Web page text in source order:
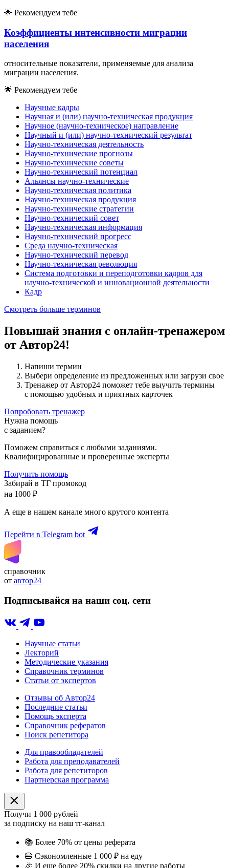
🌟 Рекомендуем тебе
Коэффициенты интенсивности миграции
населения
относительные показатели, применяемые для анализа
миграции населения.
🌟 Рекомендуем тебе
Научные кадры
Научная и (или) научно-техническая продукция
Научное (научно-техническое) направление
Научный и (или) научно-технический результат
Научно-техническая деятельность
Научно-технические прогнозы
Научно-технические советы
Научно-технический потенциал
Альянсы научно-технические
Научно-техническая политика
Научно-техническая продукция
Научно-технические стратегии
Научно-технический совет
Научно-техническая информация
Научно-технический прогресс
Среда научно-техническая
Научно-технический перевод
Научно-техническая революция
Система подготовки и переподготовки кадров для
научно-технической и инновационной деятельности
Кадр
Смотреть больше терминов
Повышай знания с онлайн-тренажером
от Автор24!
Напиши термин
Выбери определение из предложенных или загрузи свое
Тренажер от Автор24 поможет тебе выучить термины
с помощью удобных и приятных карточек
Попробовать тренажер
Нужна помощь
с заданием?
Поможем справиться с любыми заданиями.
Квалифицированные и проверенные эксперты
Получить помощь
Забирай в ТГ промокод
на 1000 ₽
А еще в нашем канале много крутого контента
Перейти в Telegram bot
справочник
от автор24
Подписывайся на наши соц. сети
Научные статьи
Лекторий
Методические указания
Справочник терминов
Статьи от экспертов
Отзывы об Автор24
Последние статьи
Помощь эксперта
Справочник рефератов
Поиск репетитора
Для правообладателей
Работа для преподавателей
Работа для репетиторов
Партнерская программа
Получи 1 000 рублей
за подписку на наш тг-канал
📚 Более 70% от цены реферата
🍔 Сэкономленные 1 000 ₽ на еду
🎉 И еще более 20% скидки на другие работы